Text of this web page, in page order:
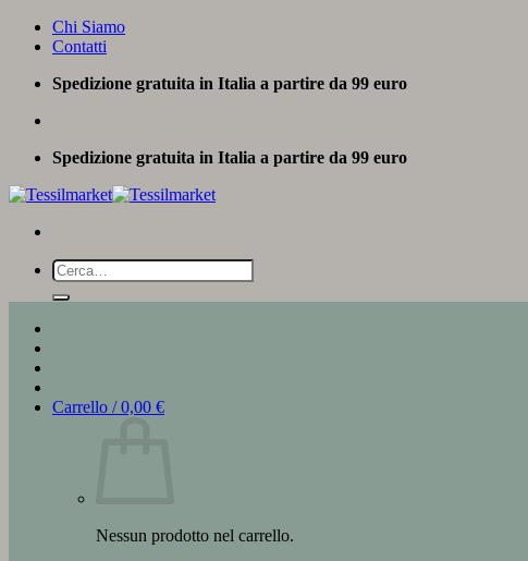
Salta
Chi Siamo
Contatti
Spedizione gratuita in Italia a partire da 99 euro
Spedizione gratuita in Italia a partire da 99 euro
Cerca:
Carrello /0,00 €
Nessun prodotto nel carrello.